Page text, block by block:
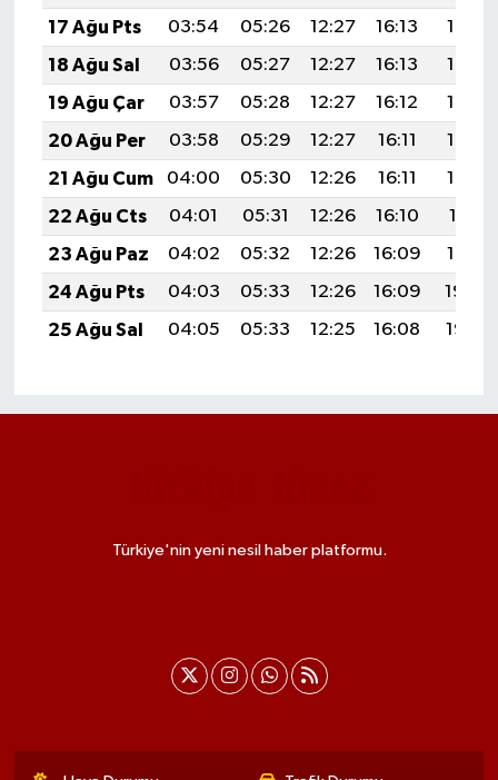
17 Ağu Pts
03:54 05:26 12:27 16:13
19:18
18 Ağu Sal
03:56 05:27 12:27 16:13
19:17
19 Ağu Çar
03:57 05:28 12:27 16:12
19:16
20 Ağu Per
03:58 05:29 12:27 16:11
19:14
21 Ağu Cum
04:00 05:30 12:26 16:11
19:13
22 Ağu Cts
04:01 05:31 12:26 16:10
19:11
23 Ağu Paz
04:02 05:32 12:26 16:09
19:10
24 Ağu Pts
04:03 05:33 12:26 16:09
19:09
25 Ağu Sal
04:05 05:33 12:25 16:08 19:07
Türkiye'nin yeni nesil haber platformu.